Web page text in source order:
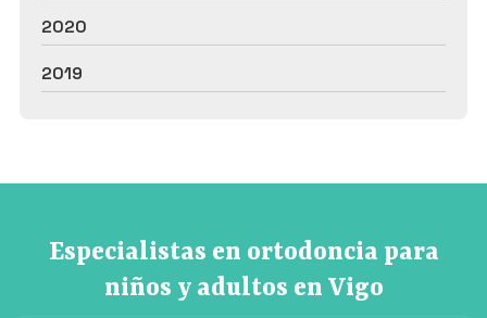
2020
2019
Especialistas en ortodoncia para
niños y adultos en Vigo